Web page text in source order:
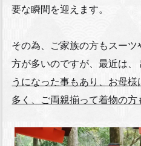
要な瞬間を迎えます。
その為、ご家族の方もスー
方が多いのですが、最近は、
うになった事もあり、お母
多く、ご両親揃って着物の方